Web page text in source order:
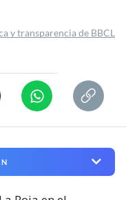
y transparencia de BBCL